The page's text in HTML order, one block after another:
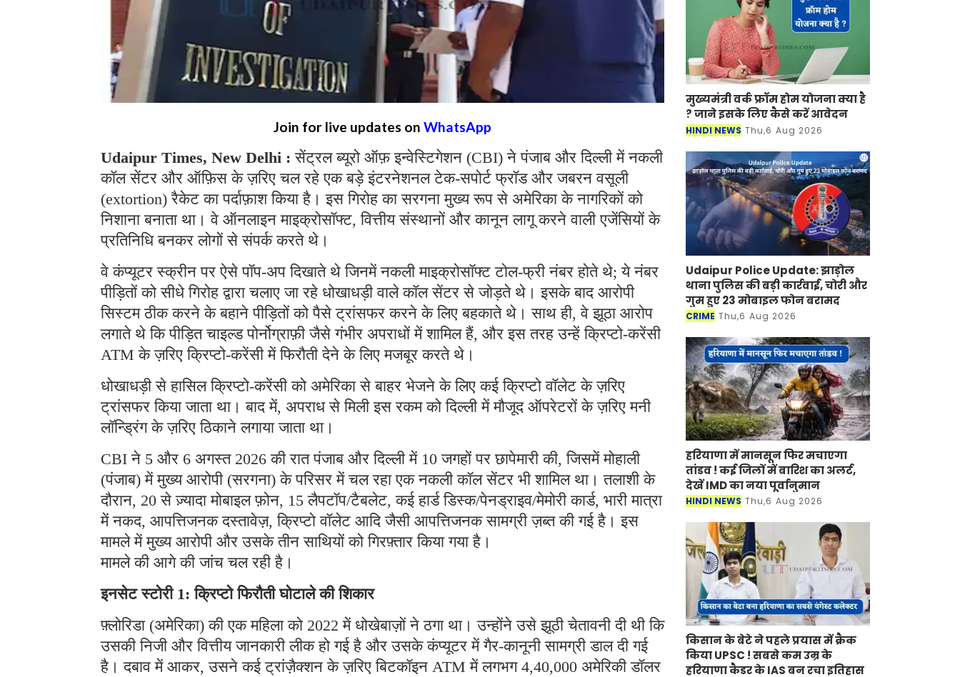
Join for live updates on WhatsApp
Udaipur Times, New Delhi :सेंट्रल ब्यूरो ऑफ़ इन्वेस्टिगेशन (CBI) ने पंजाब और दिल्ली में नकली
कॉल सेंटर और ऑफ़िस के ज़रिए चल रहे एक बड़े इंटरनेशनल टेक-सपोर्ट फ्रॉड और जबरन वसूली
(extortion) रैकेट का पर्दाफ़ाश किया है। इस गिरोह का सरगना मुख्य रूप से अमेरिका के नागरिकों को
निशाना बनाता था। वे ऑनलाइन माइक्रोसॉफ्ट, वित्तीय संस्थानों और कानून लागू करने वाली एजेंसियों के
प्रतिनिधि बनकर लोगों से संपर्क करते थे।
वे कंप्यूटर स्क्रीन पर ऐसे पॉप-अप दिखाते थे जिनमें नकली माइक्रोसॉफ्ट टोल-फ्री नंबर होते थे; ये नंबर
पीड़ितों को सीधे गिरोह द्वारा चलाए जा रहे धोखाधड़ी वाले कॉल सेंटर से जोड़ते थे। इसके बाद आरोपी
सिस्टम ठीक करने के बहाने पीड़ितों को पैसे ट्रांसफर करने के लिए बहकाते थे। साथ ही, वे झूठा आरोप
लगाते थे कि पीड़ित चाइल्ड पोर्नोग्राफ़ी जैसे गंभीर अपराधों में शामिल हैं, और इस तरह उन्हें क्रिप्टो-करेंसी
ATM के ज़रिए क्रिप्टो-करेंसी में फिरौती देने के लिए मजबूर करते थे।
धोखाधड़ी से हासिल क्रिप्टो-करेंसी को अमेरिका से बाहर भेजने के लिए कई क्रिप्टो वॉलेट के ज़रिए
ट्रांसफर किया जाता था। बाद में, अपराध से मिली इस रकम को दिल्ली में मौजूद ऑपरेटरों के ज़रिए मनी
लॉन्ड्रिंग के ज़रिए ठिकाने लगाया जाता था।
CBI ने 5 और 6 अगस्त 2026 की रात पंजाब और दिल्ली में 10 जगहों पर छापेमारी की, जिसमें मोहाली
(पंजाब) में मुख्य आरोपी (सरगना) के परिसर में चल रहा एक नकली कॉल सेंटर भी शामिल था। तलाशी के
दौरान, 20 से ज़्यादा मोबाइल फ़ोन, 15 लैपटॉप/टैबलेट, कई हार्ड डिस्क/पेनड्राइव/मेमोरी कार्ड, भारी मात्रा
में नकद, आपत्तिजनक दस्तावेज़, क्रिप्टो वॉलेट आदि जैसी आपत्तिजनक सामग्री ज़ब्त की गई है। इस
मामले में मुख्य आरोपी और उसके तीन साथियों को गिरफ़्तार किया गया है।
मामले की आगे की जांच चल रही है।
इनसेट स्टोरी 1: क्रिप्टो फिरौती घोटाले की शिकार
फ़्लोरिडा (अमेरिका) की एक महिला को 2022 में धोखेबाज़ों ने ठगा था। उन्होंने उसे झूठी चेतावनी दी थी कि
उसकी निजी और वित्तीय जानकारी लीक हो गई है और उसके कंप्यूटर में गैर-कानूनी सामग्री डाल दी गई
है। दबाव में आकर, उसने कई ट्रांज़ैक्शन के ज़रिए बिटकॉइन ATM में लगभग 4,40,000 अमेरिकी डॉलर
मुख्यमंत्री वर्क फ्रॉम होम योजना क्या है
? जाने इसके लिए कैसे करें आवेदन
HINDI NEWS Thu,6 Aug 2026
Udaipur Police Update: झाड़ोल
थाना पुलिस की बड़ी कार्रवाई, चोरी और
गुम हुए 23 मोबाइल फोन बरामद
CRIME Thu,6 Aug 2026
हरियाणा में मानसून फिर मचाएगा
तांडव ! कई जिलों में बारिश का अलर्ट,
देखें IMD का नया पूर्वानुमान
HINDI NEWS Thu,6 Aug 2026
किसान के बेटे ने पहले प्रयास में क्रैक
किया UPSC ! सबसे कम उम्र के
हरियाणा कैडर के IAS बन रचा इतिहास